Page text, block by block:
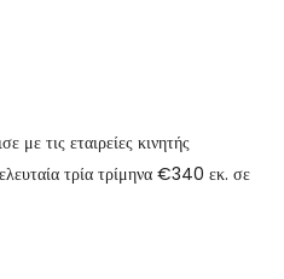
με τις εταιρείες κινητής
τρία τρίμηνα €340 εκ. σε